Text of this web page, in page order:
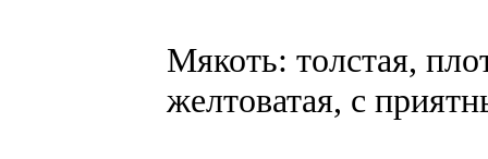
Мякоть: толстая,
желтоватая, с